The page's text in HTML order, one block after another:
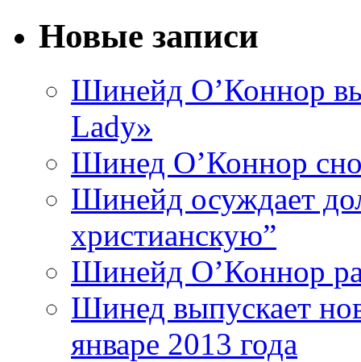
Новые записи
Шинейд О’Коннор
Lady»
Шинед О’Коннор
Шинейд осуждает
христианскую”
Шинейд О’Коннор
Шинед выпускает
январе 2013 года